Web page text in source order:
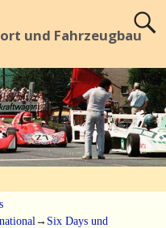
und Fahrzeugbau
→ Six Days und